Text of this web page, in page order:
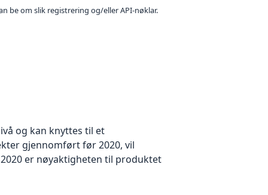
be om slik registrering og/eller API-nøklar.
og kan knyttes til et
gjennomført før 2020, vil
er nøyaktigheten til produktet